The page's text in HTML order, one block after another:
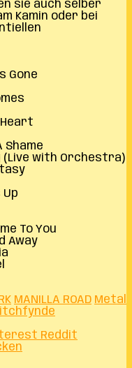
sie auch selber
Kamin oder bei
Gone
Heart
Shame
(Live with Orchestra)
Up
To You
Away
MANILLA ROAD Metal
Reddit